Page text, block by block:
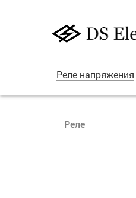
Реле напряжения
Реле